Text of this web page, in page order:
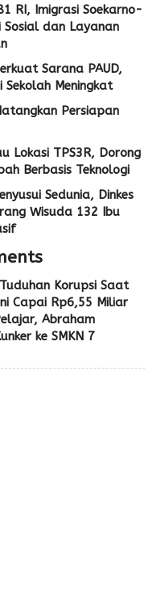
RI, Imigrasi Soekarno-
dan Layanan
Sarana PAUD,
Meningkat
Persiapan
Lokasi TPS3R, Dorong
Berbasis Teknologi
Sedunia, Dinkes
Wisuda 132 Ibu
Korupsi Saat
Capai Rp6,55 Miliar
Abraham
ke SMKN 7